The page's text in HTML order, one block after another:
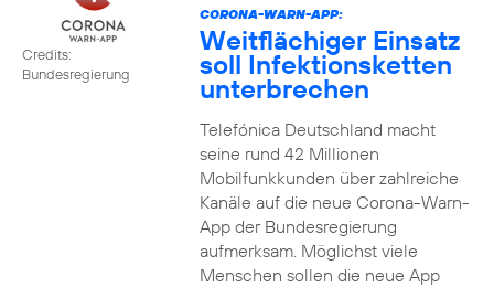
Credits:
Bundesregierung
CORONA-WARN-APP:
Weitflächiger Einsatz
soll Infektionsketten
unterbrechen
Telefónica Deutschland macht
seine rund 42 Millionen
Mobilfunkkunden über zahlreiche
Kanäle auf die neue Corona-Warn-
App der Bundesregierung
aufmerksam. Möglichst viele
Menschen sollen die neue App